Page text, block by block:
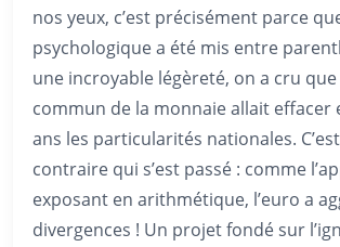
nos yeux, c’est précisément parce
psychologique a été mis entre
une incroyable légèreté, on a cru
commun de la monnaie allait effacer
ans les particularités nationales.
contraire qui s’est passé : comme
exposant en arithmétique, l’euro a
divergences ! Un projet fondé sur